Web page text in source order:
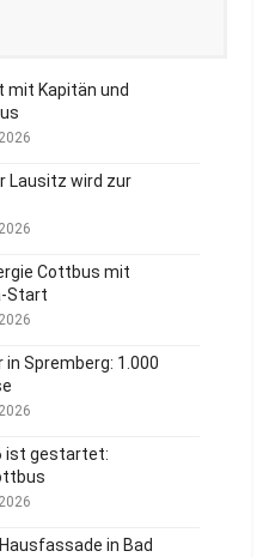
mit Kapitän und
Lausitz wird zur
Cottbus mit
Start
in Spremberg: 1.000
ist gestartet:
in Bad